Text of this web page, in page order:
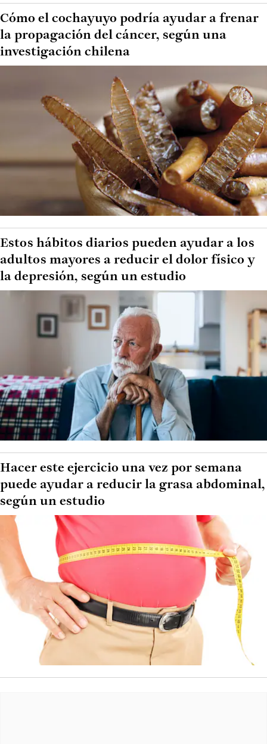
Cómo el cochayuyo podría ayudar a frenar
la propagación del cáncer, según una
investigación chilena
Estos hábitos diarios pueden ayudar a los
adultos mayores a reducir el dolor físico y
la depresión, según un estudio
Hacer este ejercicio una vez por semana
puede ayudar a reducir la grasa abdominal,
según un estudio